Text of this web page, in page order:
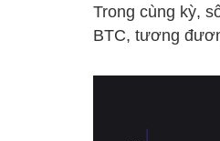
Trong cùng kỳ,
BTC, tương